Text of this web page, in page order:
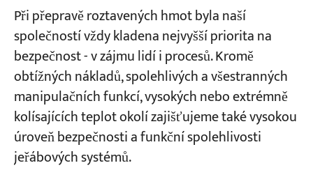
Při přepravě roztavených hmot byla naší
společností vždy kladena nejvyšší priorita na
bezpečnost - v zájmu lidí i procesů. Kromě
obtížných nákladů, spolehlivých a všestranných
manipulačních funkcí, vysokých nebo extrémně
kolísajících teplot okolí zajišťujeme také vysokou
úroveň bezpečnosti a funkční spolehlivosti
jeřábových systémů.